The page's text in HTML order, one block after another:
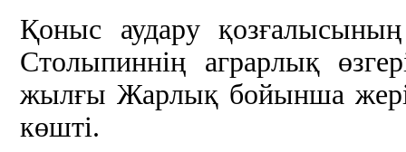
Қоныс аудару
Столыпиннің аграрлық
жылғы Жарлық бойынша жері
көшті.